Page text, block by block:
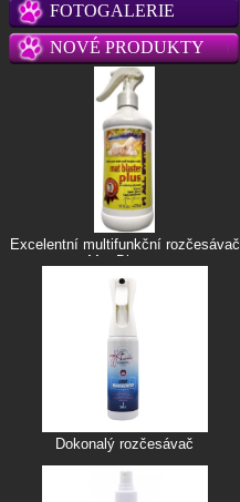
FOTOGALERIE
NOVÉ PRODUKTY
Excelentní multifunkční rozčesávač
Mat Blaster
Dokonalý rozčesávač